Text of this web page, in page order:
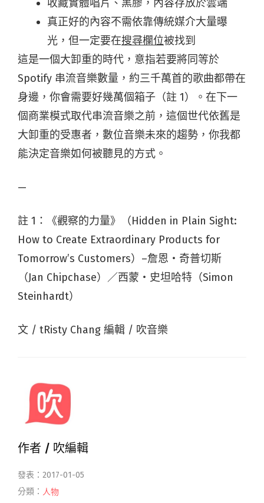
收藏實體唱片、黑膠，內容存放於雲端
真正好的內容不需依靠傳統媒介大量曝
光，但一定要在搜尋欄位被找到
這是一個大卸重的時代，意指若要將同等於
Spotify 串流音樂數量，約三千萬首的歌曲都帶在
身邊，你會需要好幾萬個箱子（註 1）。在下一
個商業模式取代串流音樂之前，這個世代依舊是
大卸重的受惠者，數位音樂未來的趨勢，你我都
能決定音樂如何被聽見的方式。
—
註 1：《觀察的力量》（Hidden in Plain Sight:
How to Create Extraordinary Products for
Tomorrow’s Customers）–詹恩・奇普切斯
（Jan Chipchase）／西蒙・史坦哈特（Simon
Steinhardt）
文 / tRisty Chang 編輯 / 吹音樂
作者 / 吹編輯
發表：2017-01-05
分類： 人物